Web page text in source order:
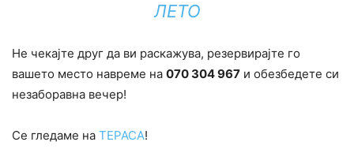
ЛЕТО
Не чекајте друг да ви раскажува, резервирајте го
вашето место навреме на 070 304 967 и обезбедете си
незаборавна вечер!
Се гледаме на ТЕРАСА!